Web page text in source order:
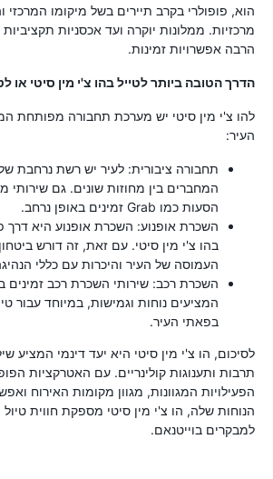
הוא, פופולרי בקרב תיירים בשל מיקומו
מרכזיות. ממלונות יוקרה ועד אכסניות תקציביות
הרבה אפשרויות זמינות.
הדרך הטובה ביותר לטייל בהו צ'י מין סיטי או
להו צ'י מין סיטי יש מערכת תחבורה מפותחת
העיר:
תחבורה ציבורית: לעיר יש רשת נרחבת
המחברים בין מחוזות שונים. גם שירותי
הסעות כמו Grab זמינים באופן נרחב.
השכרת אופנוע: השכרת אופנוע היא דרך
בהו צ'י מין סיטי. עם זאת, זה דורש
העמוסה של העיר והיכרות עם כללי
השכרת רכב: שירותי השכרת רכב זמינים
המציעים נוחות וגמישות, במיוחד עבור
בפאתי העיר.
לסיכום, הו צ'י מין סיטי היא יעד דינמי המציע
תרבות ותענוגות קולינריים. עם האטרקציות
הפעילויות המגוונות, מגוון מקומות האירוח
הנוחות שלה, הו צ'י מין סיטי מספקת חווית
למבקרים בוייטנאם.